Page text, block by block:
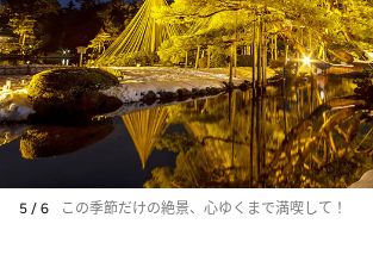
5 / 6 この季節だけの絶景、心ゆくまで満喫して！